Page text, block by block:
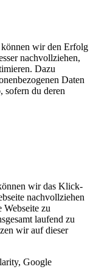
können wir den Erfolg
nachvollziehen,
Dazu
Daten
sofern du deren
wir das Klick-
nachvollziehen
Webseite zu
laufend zu
wir auf dieser
Google